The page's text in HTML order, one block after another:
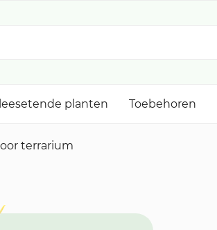
planten Toebehoren
terrarium